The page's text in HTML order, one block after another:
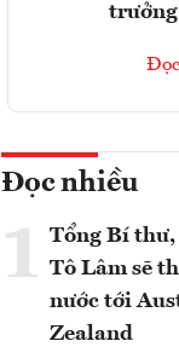
trưởng
Đọc nhiều
1 Tổng Bí
Tô Lâm sẽ
nước tới
Zealand